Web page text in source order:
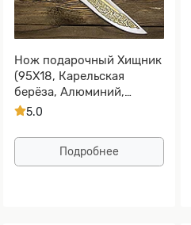
Нож подарочный Хищник
(95Х18, Карельская
берёза, Алюминий,
Золочение клинка)
5.0
Подробнее